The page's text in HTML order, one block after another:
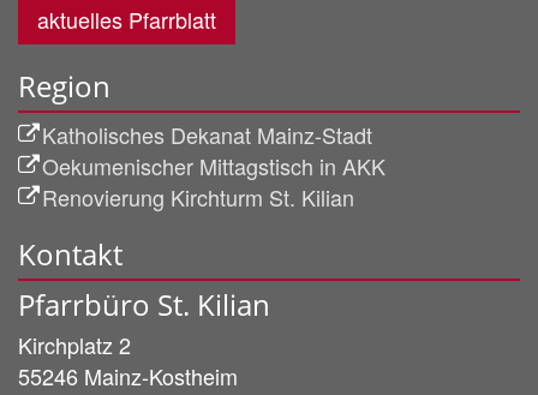
aktuelles Pfarrblatt
Region
Katholisches Dekanat Mainz-Stadt
Oekumenischer Mittagstisch in AKK
Renovierung Kirchturm St. Kilian
Kontakt
Pfarrbüro St. Kilian
Kirchplatz 2
55246 Mainz-Kostheim